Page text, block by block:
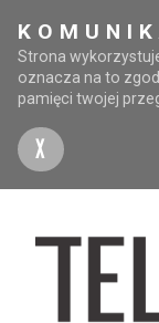
Strona
oznacza na to
pamięci twojej
X